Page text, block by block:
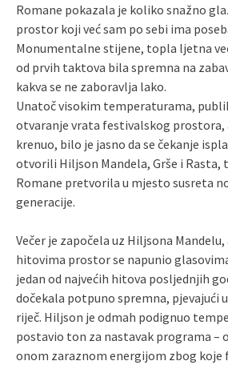
Romane pokazala je koliko snažno
prostor koji već sam po sebi ima
Monumentalne stijene, topla ljetna
od prvih taktova bila spremna na
kakva se ne zaboravlja lako.
Unatoč visokim temperaturama,
otvaranje vrata festivalskog prostora,
krenuo, bilo je jasno da se čekanje
otvorili Hiljson Mandela, Grše i Rasta,
Romane pretvorila u mjesto susreta
generacije.
Večer je započela uz Hiljsona
hitovima prostor se napunio
jedan od najvećih hitova posljednjih
dočekala potpuno spremna, pjevajući
riječ. Hiljson je odmah podignuo
postavio ton za nastavak programa –
onom zaraznom energijom zbog koje